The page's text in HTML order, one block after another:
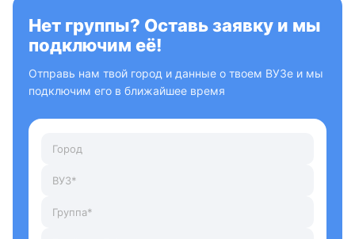
Нет группы? Оставь заявку и мы
подключим её!
Отправь нам твой город и данные о твоем ВУЗе и мы
подключим его в ближайшее время